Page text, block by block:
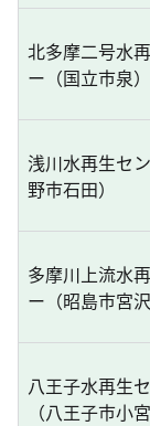
北多摩二号水
ー（国立市泉）
浅川水再生セ
野市石田）
多摩川上流水
ー（昭島市宮沢
八王子水再生
（八王子市小